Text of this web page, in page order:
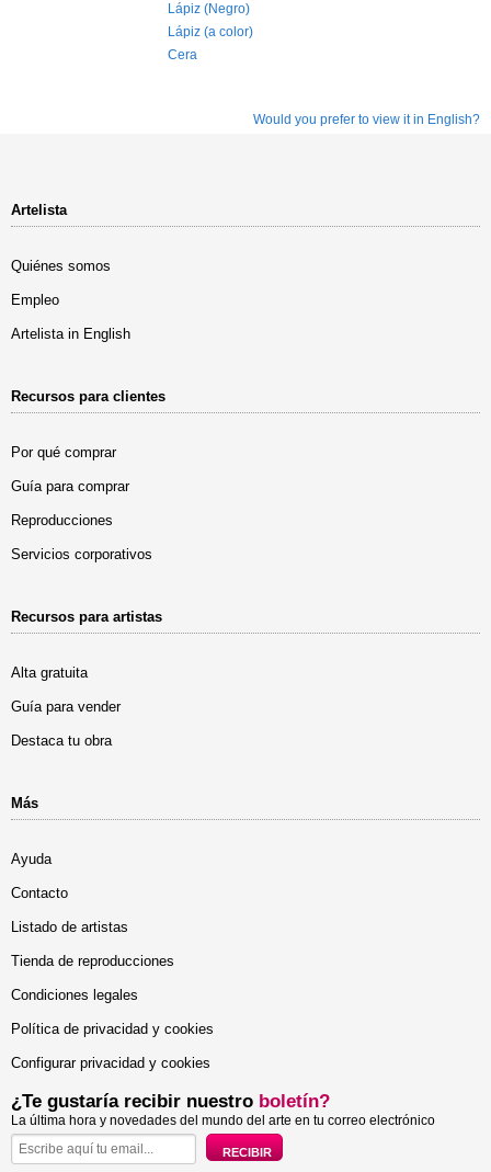
Lápiz (Negro)
Lápiz (a color)
Cera
Would you prefer to view it in English?
Artelista
Quiénes somos
Empleo
Artelista in English
Recursos para clientes
Por qué comprar
Guía para comprar
Reproducciones
Servicios corporativos
Recursos para artistas
Alta gratuita
Guía para vender
Destaca tu obra
Más
Ayuda
Contacto
Listado de artistas
Tienda de reproducciones
Condiciones legales
Política de privacidad y cookies
Configurar privacidad y cookies
¿Te gustaría recibir nuestro boletín?
La última hora y novedades del mundo del arte en tu correo electrónico